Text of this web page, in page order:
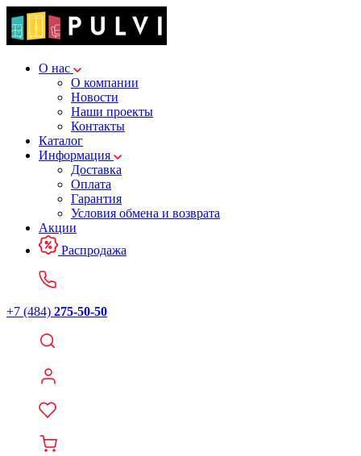
О нас
О компании
Новости
Наши проекты
Контакты
Каталог
Информация
Доставка
Оплата
Гарантия
Условия обмена и возврата
Акции
Распродажа
+7 (484) 275-50-50